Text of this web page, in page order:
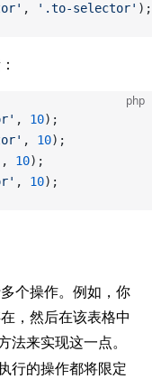
, '.to-selector' );
php
, 10);
, 10);
, 10);
, 10);
个操作。例如，你
，然后在该表格中
法来实现这一点。
行的操作都将限定